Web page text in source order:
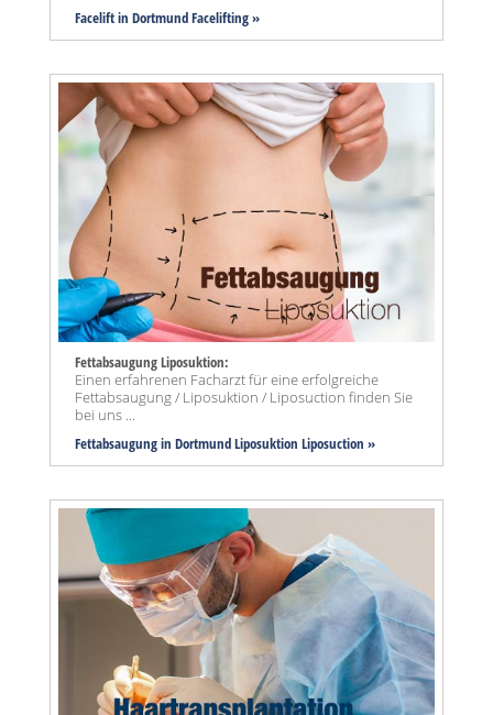
Facelift in Dortmund Facelifting »
Fettabsaugung Liposuktion:
Einen erfahrenen Facharzt für eine erfolgreiche
Fettabsaugung / Liposuktion / Liposuction finden Sie
bei uns ...
Fettabsaugung in Dortmund Liposuktion Liposuction »